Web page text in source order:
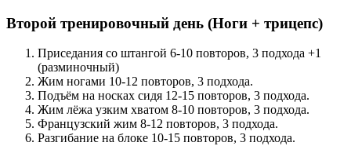
Второй тренировочный день (Ноги + трицепс)
Приседания со штангой 6-10 повторов, 3 подхода +1
(разминочный)
Жим ногами 10-12 повторов, 3 подхода.
Подъём на носках сидя 12-15 повторов, 3 подхода.
Жим лёжа узким хватом 8-10 повторов, 3 подхода.
Французский жим 8-12 повторов, 3 подхода.
Разгибание на блоке 10-15 повторов, 3 подхода.